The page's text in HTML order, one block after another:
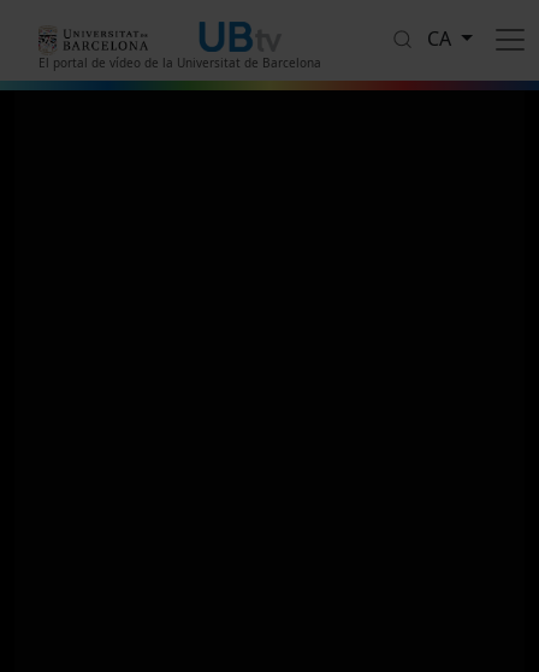
El portal de vídeo de la Universitat de Barcelona
CA